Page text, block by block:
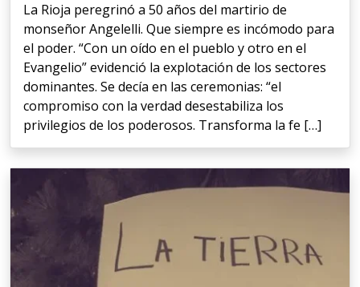
La Rioja peregrinó a 50 años del martirio de
monseñor Angelelli. Que siempre es incómodo para
el poder. “Con un oído en el pueblo y otro en el
Evangelio” evidenció la explotación de los sectores
dominantes. Se decía en las ceremonias: “el
compromiso con la verdad desestabiliza los
privilegios de los poderosos. Transforma la fe […]